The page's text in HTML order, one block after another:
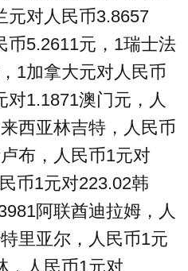
元对人民币3.8657
币5.2611元，1瑞士法
1加拿大元对人民币
对1.1871澳门元，人
西亚林吉特，人民币
布，人民币1元对
币1元对223.02韩
阿联酋迪拉姆，人
里亚尔，人民币1元
，人民币1元对